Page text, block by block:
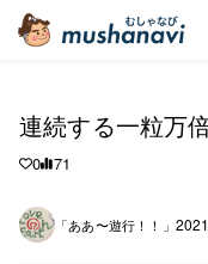
連続する一粒万
0 71
「ああ〜遊行！！」